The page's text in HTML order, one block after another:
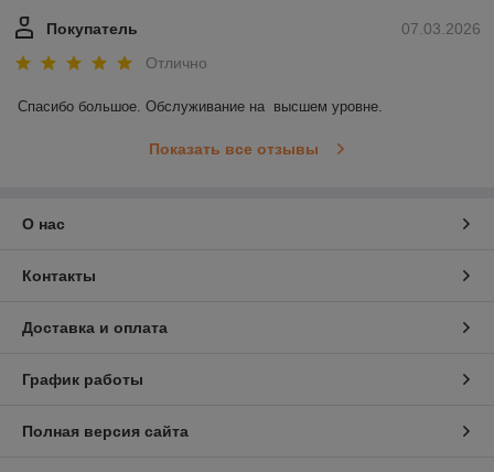
07.03.2026
Покупатель
Отлично
Спасибо большое. Обслуживание на  высшем уровне.
Показать все отзывы
О нас
Контакты
Доставка и оплата
График работы
Полная версия сайта